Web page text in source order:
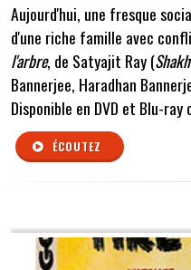
Aujourd'hui, une fresque
d'une riche famille avec
l'arbre, de Satyajit Ray (
Bannerjee, Haradhan
Disponible en DVD et Blu-ray
ÉCOUTEZ